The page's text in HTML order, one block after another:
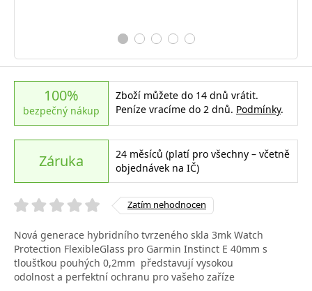
100%
bezpečný nákup
Zboží můžete do 14 dnů vrátit.
Peníze vracíme do 2 dnů. Podmínky.
Záruka
24 měsíců (platí pro všechny – včetně
objednávek na IČ)
Zatím nehodnocen
Nová generace hybridního tvrzeného skla 3mk Watch
Protection FlexibleGlass pro Garmin Instinct E 40mm s
tloušťkou pouhých 0,2mm představují vysokou
odolnost a perfektní ochranu pro vašeho zaříze